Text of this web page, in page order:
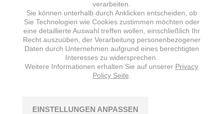
verarbeiten.
Sie können unterhalb durch Anklicken entscheiden, ob
Sie Technologien wie Cookies zustimmen möchten oder
eine detaillierte Auswahl treffen wollen, einschließlich Ihr
Recht auszuüben, der Verarbeitung personenbezogener
Daten durch Unternehmen aufgrund eines berechtigten
Interesses zu widersprechen.
Weitere Informationen erhalten Sie auf unserer Privacy
Policy Seite
EINSTELLUNGEN ANPASSEN